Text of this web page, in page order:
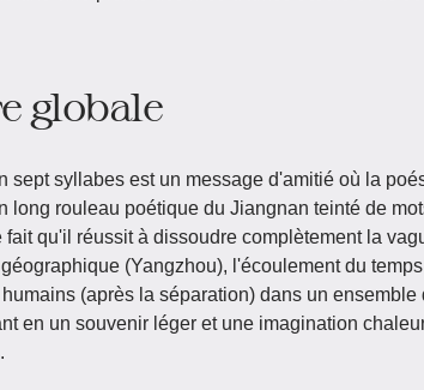
globale
sept syllabes est un message d'amitié où la
long rouleau poétique du Jiangnan teinté de
fait qu'il réussit à dissoudre complètement la
(Yangzhou), l'écoulement du
(après la séparation) dans un
en un souvenir léger et une imagination